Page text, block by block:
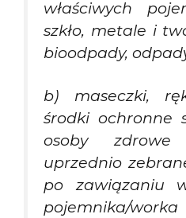
właściwych
szkło, metale i
bioodpady,
b) maseczki,
środki ochronne
osoby
uprzednio
po zawiązaniu
pojemnika/